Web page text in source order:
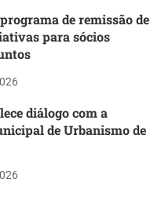
de remissão de
para sócios
diálogo com a
de Urbanismo de